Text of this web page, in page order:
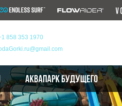
858 353 1970
АКВАПАРК БУДУЩЕГО